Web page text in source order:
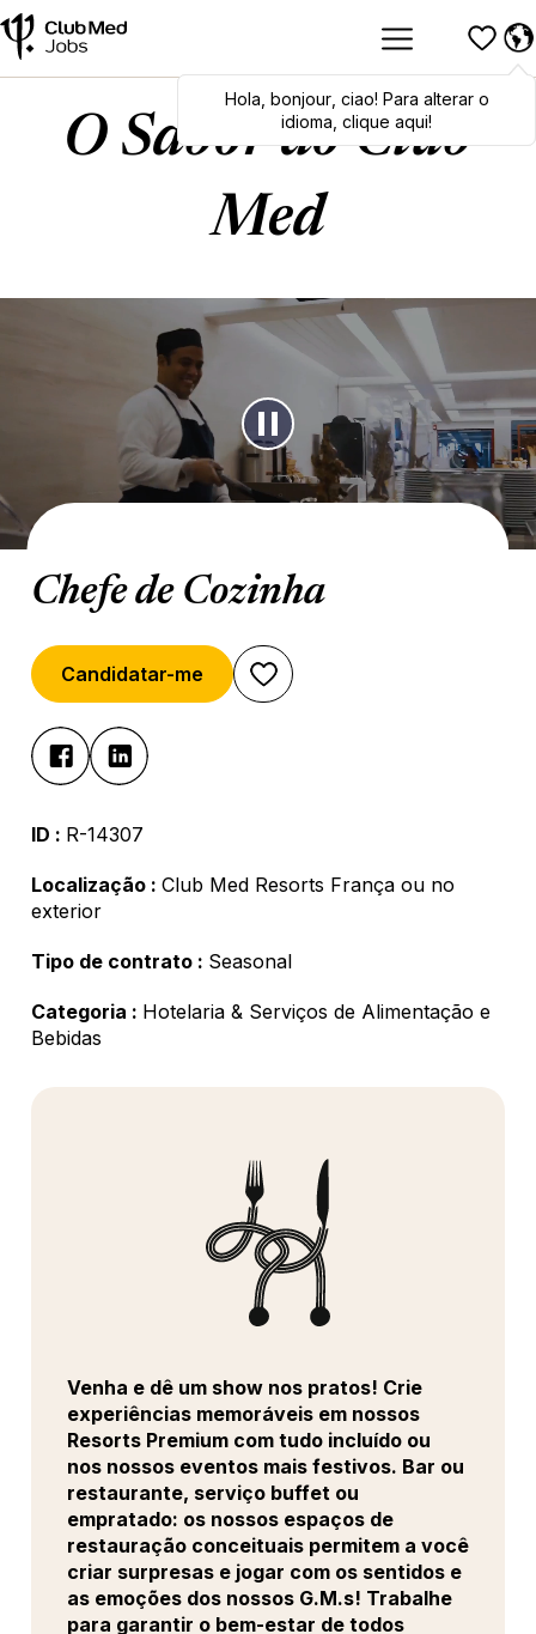
Hola bonjour, ciao! Para alterar o
idioma, clique aqui!
O Sabor do Club
Med
Chefe de Cozinha
Candidatar-me
ID : R-14307
Localização : Club Med Resorts França ou no
exterior
Tipo de contrato : Seasonal
Categoria : Hotelaria & Serviços de Alimentação e
Bebidas
Venha e dê um show nos pratos! Crie
experiências memoráveis em nossos
Resorts Premium com tudo incluído ou
nos nossos eventos mais festivos. Bar ou
restaurante, serviço buffet ou
empratado: os nossos espaços de
restauração conceituais permitem a você
criar surpresas e jogar com os sentidos e
as emoções dos nossos G.M.s! Trabalhe
para garantir o bem-estar de todos